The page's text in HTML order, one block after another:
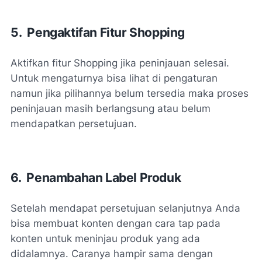
5. Pengaktifan Fitur Shopping
Aktifkan fitur Shopping jika peninjauan selesai.
Untuk mengaturnya bisa lihat di pengaturan
namun jika pilihannya belum tersedia maka proses
peninjauan masih berlangsung atau belum
mendapatkan persetujuan.
6. Penambahan Label Produk
Setelah mendapat persetujuan selanjutnya Anda
bisa membuat konten dengan cara tap pada
konten untuk meninjau produk yang ada
didalamnya. Caranya hampir sama dengan